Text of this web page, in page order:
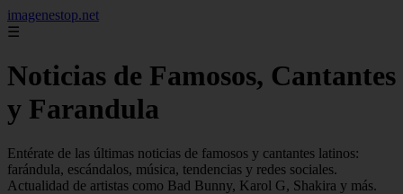
imagenestop.net
☰
Noticias de Famosos, Cantantes
y Farandula
Entérate de las últimas noticias de famosos y cantantes latinos:
farándula, escándalos, música, tendencias y redes sociales.
Actualidad de artistas como Bad Bunny, Karol G, Shakira y más.